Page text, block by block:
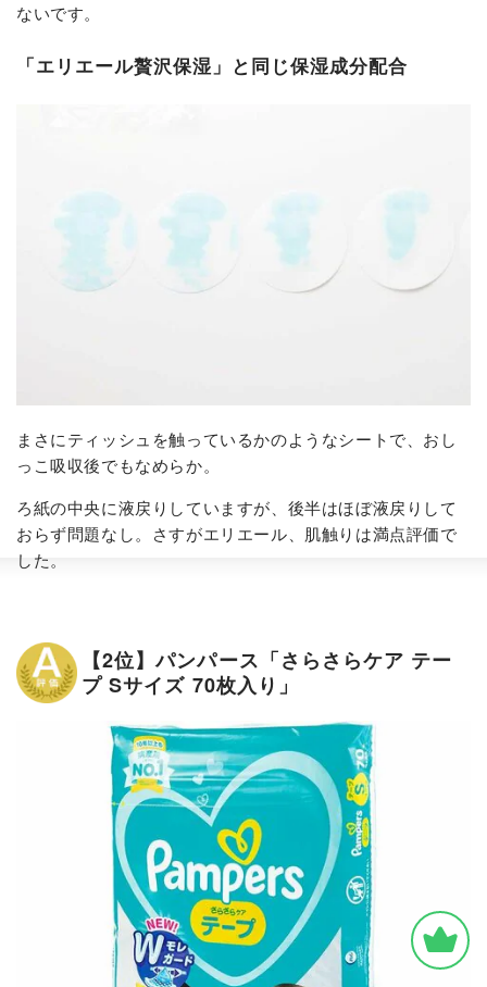
ないです。
「エリエール贅沢保湿」と同じ保湿成分配合
まさにティッシュを触っているかのようなシートで、おし
っこ吸収後でもなめらか。
ろ紙の中央に液戻りしていますが、後半はほぼ液戻りして
おらず問題なし。さすがエリエール、肌触りは満点評価で
した。
【2位】パンパース「さらさらケア テー
プ Sサイズ 70枚入り」